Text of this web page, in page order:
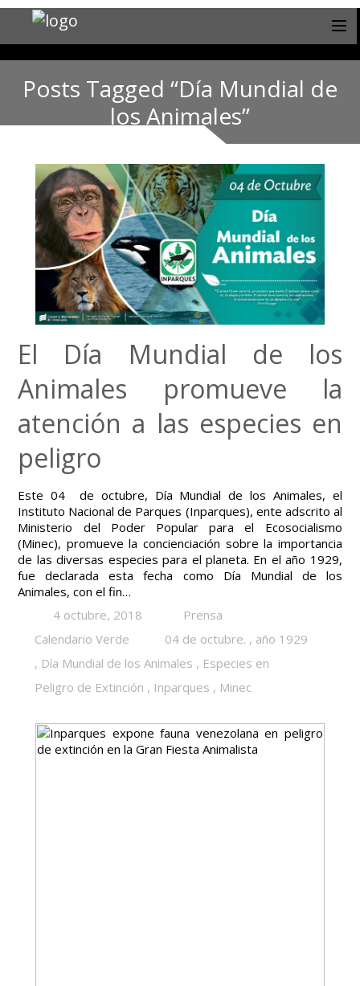
Posts Tagged “Día Mundial de
los Animales”
El Día Mundial de los
Animales promueve la
atención a las especies en
peligro
Este 04 de octubre, Día Mundial de los Animales, el
Instituto Nacional de Parques (Inparques), ente adscrito al
Ministerio del Poder Popular para el Ecosocialismo
(Minec), promueve la concienciación sobre la importancia
de las diversas especies para el planeta. En el año 1929,
fue declarada esta fecha como Día Mundial de los
Animales, con el fin…
4 octubre, 2018
Prensa
Calendario Verde
04 de octubre. , año 1929
, Día Mundial de los Animales , Especies en
Peligro de Extinción , Inparques , Minec